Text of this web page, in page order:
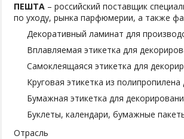
ПЕШТА – российский поставщик
по уходу, рынка парфюмерии, а также
Декоративный ламинат для
Вплавляемая этикетка для
Самоклеящаяся этикетка для
Круговая этикетка из
Бумажная этикетка для
Буклеты, календари, бумажные
Отрасль